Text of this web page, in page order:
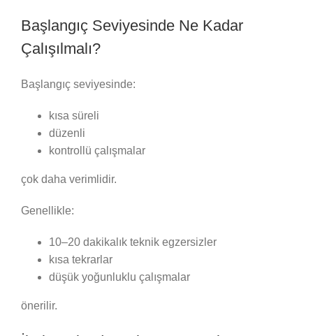
Başlangıç Seviyesinde Ne Kadar
Çalışılmalı?
Başlangıç seviyesinde:
kısa süreli
düzenli
kontrollü çalışmalar
çok daha verimlidir.
Genellikle:
10–20 dakikalık teknik egzersizler
kısa tekrarlar
düşük yoğunluklu çalışmalar
önerilir.